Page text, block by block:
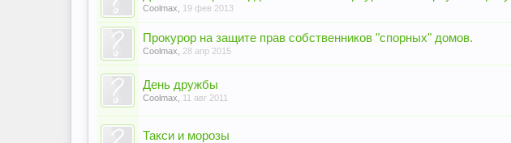
Coolmax 19 фев 2013
Прокурор на защите прав собственников "спорных" домов.
Coolmax 28 апр 2015
День дружбы
Coolmax 11 авг 2011
Такси и морозы